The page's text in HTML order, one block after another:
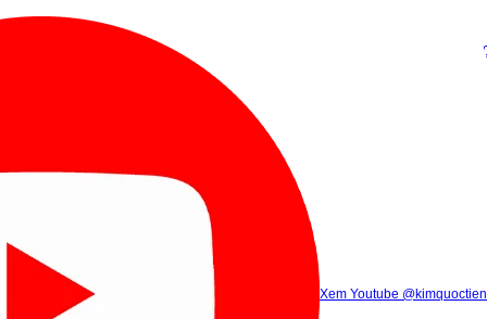
Xem Tik Tok
(8h00 - 21h30)
(8h00 -
Gọi điện (8h00 - 21h30)
Xem Youtube @kimquoctien